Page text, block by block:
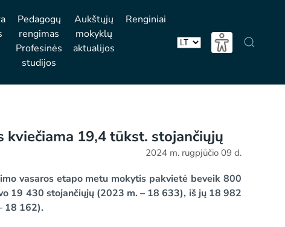
Pedagogų
rengimas
Profesinės
studijos
Aukštųjų
mokyklų
aktualijos
Renginiai
Pasirinkite
19,4 tūkst. stojančiųjų
2024 m. rugpjūčio 09 d.
vasaros etapo metu mokytis pakvietė beveik 800
19 430 stojančiųjų (2023 m. – 18 633), iš jų 18 982
18 162).